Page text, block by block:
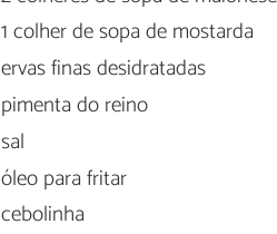
1 colher de sopa de mostarda
ervas finas desidratadas
pimenta do reino
sal
óleo para fritar
cebolinha